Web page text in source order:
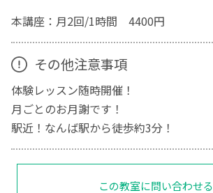
本講座：月2回/1時間 4400円
その他注意事項
体験レッスン随時開催！
月ごとのお月謝です！
駅近！なんば駅から徒歩約3分！
この教室に問い合わせる